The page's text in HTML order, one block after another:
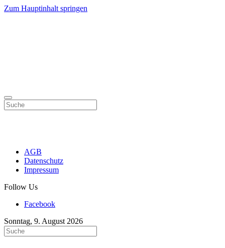
Zum Hauptinhalt springen
AGB
Datenschutz
Impressum
Follow Us
Facebook
Sonntag, 9. August 2026